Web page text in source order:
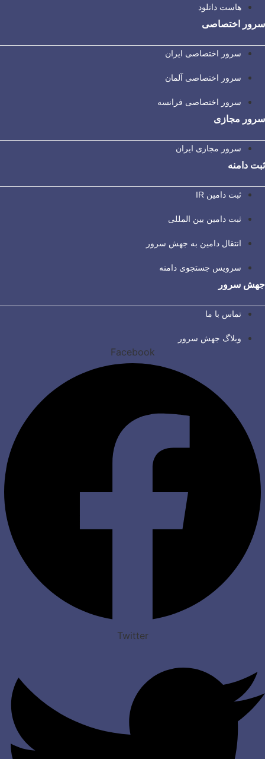
هاست دانلود
سرور اختصاصی
سرور اختصاصی ایران
سرور اختصاصی آلمان
سرور اختصاصی فرانسه
سرور مجازی
سرور مجازی ایران
ثبت دامنه
ثبت دامین IR
ثبت دامین بین المللی
انتقال دامین به جهش سرور
سرویس جستجوی دامنه
جهش سرور
تماس با ما
وبلاگ جهش سرور
Facebook
Twitter